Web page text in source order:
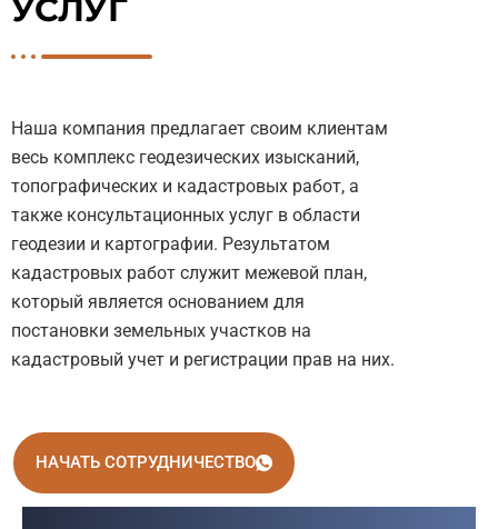
УСЛУГ
Наша компания предлагает своим клиентам
весь комплекс геодезических изысканий,
топографических и кадастровых работ, а
также консультационных услуг в области
геодезии и картографии. Результатом
кадастровых работ служит межевой план,
который является основанием для
постановки земельных участков на
кадастровый учет и регистрации прав на них.
НАЧАТЬ СОТРУДНИЧЕСТВО